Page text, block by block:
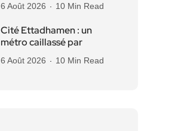
6 Août 2026 10 Min Read
Cité Ettadhamen : un
métro caillassé par
6 Août 2026 10 Min Read